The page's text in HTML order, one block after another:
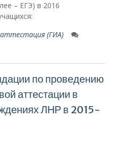
– ЕГЭ) в 2016
аттестация (ГИА)
по проведению
аттестации в
ЛНР в 2015-